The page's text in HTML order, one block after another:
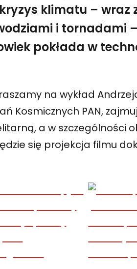
klimatu – wraz
i tornadami
pokłada w
na wykład
Kosmicznych PAN,
a w szczególności
się projekcja filmu